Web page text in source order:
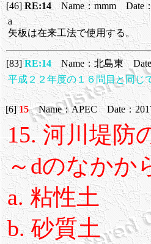
[46]RE:14Name：mmm Date：
a
矢板は在来工法で使用する。
[83]RE:14Name：北島東 Date
平成２２年度の１６問目と同じ
[6]15Name：APEC Date：
15. 河川堤防
～dのなかか
a. 粘性土
b. 砂質土